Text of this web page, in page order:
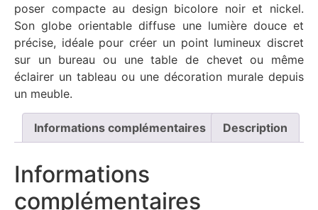
poser compacte au design bicolore noir et nickel.
Son globe orientable diffuse une lumière douce et
précise, idéale pour créer un point lumineux discret
sur un bureau ou une table de chevet ou même
éclairer un tableau ou une décoration murale depuis
un meuble.
Informations complémentaires Description
Informations
complémentaires